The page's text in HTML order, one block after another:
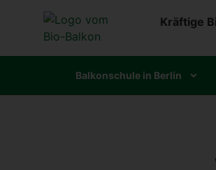
Kräftige
Bal­kon­schu­le in Ber­lin